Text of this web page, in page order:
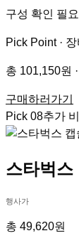
구성 확인 필요
Pick Point ·
총 101,150원
구매하러가기
Pick 08추가
스타벅
행사가
총 49,620원